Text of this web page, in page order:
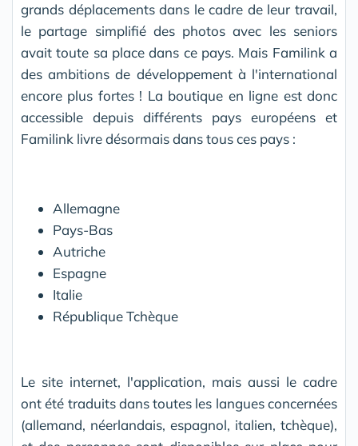
grands déplacements dans le cadre de leur travail,
le partage simplifié des photos avec les seniors
avait toute sa place dans ce pays. Mais Familink a
des ambitions de développement à l'international
encore plus fortes ! La boutique en ligne est donc
accessible depuis différents pays européens et
Familink livre désormais dans tous ces pays :
Allemagne
Pays-Bas
Autriche
Espagne
Italie
République Tchèque
Le site internet, l'application, mais aussi le cadre
ont été traduits dans toutes les langues concernées
(allemand, néerlandais, espagnol, italien, tchèque),